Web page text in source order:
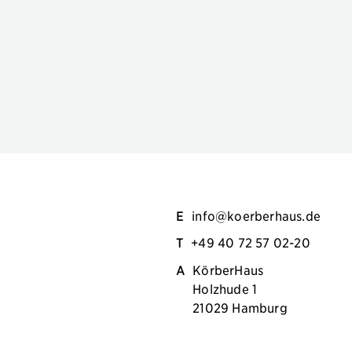
E info@koerberhaus.de
T +49 40 72 57 02-20
A KörberHaus
Holzhude 1
21029 Hamburg